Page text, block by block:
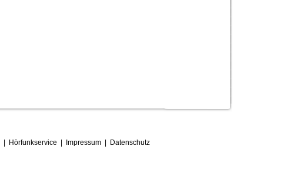
Hörfunkservice Impressum| Datenschutz